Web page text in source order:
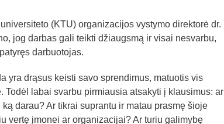
(KTU) organizacijos vystymo direktorė dr.
jog darbas gali teikti džiaugsmą ir visai nesvarbu,
darbuotojas.
yra drąsus keisti savo sprendimus, matuotis vis
Todėl labai svarbu pirmiausia atsakyti į klausimus: ar
darau? Ar tikrai suprantu ir matau prasmę šioje
vertę įmonei ar organizacijai? Ar turiu galimybę